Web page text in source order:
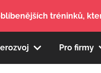
tréninků,
Pro firmy